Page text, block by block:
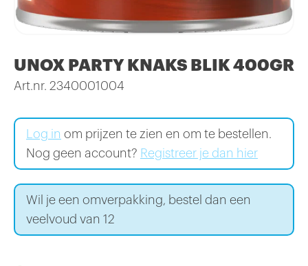
UNOX PARTY KNAKS BLIK 400GR
Art.nr. 2340001004
Log in om prijzen te zien en om te bestellen.
Nog geen account? Registreer je dan hier
Wil je een omverpakking, bestel dan een
veelvoud van 12